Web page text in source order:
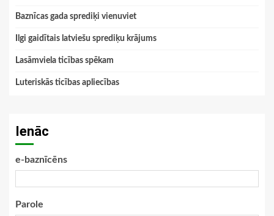
Baznīcas gada sprediķi vienuviet
Ilgi gaidītais latviešu sprediķu krājums
Lasāmviela ticības spēkam
Luteriskās ticības apliecības
Ienāc
e-baznīcēns
Parole